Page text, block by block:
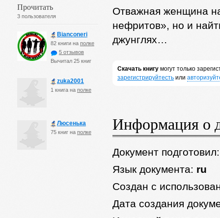
Прочитать
3 пользователя
Bianconeri
82 книги на полке
5 отзывов
Вычитал 25 книг
zuka2001
1 книга на полке
Люсенька
75 книг на полке
Отважная женщина
нефритов», но и
джунглях…
Скачать книгумогут только
зарегистрируйтестьили
Информация о
Документ
Язык документа: ru
Создан с
Дата создания